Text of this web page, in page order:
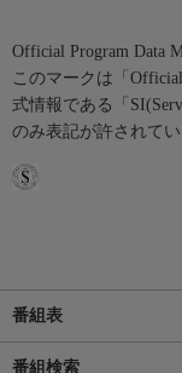
Official Program Data
このマークは「
式情報である「
のみ表記が許されてい
番組表
番組検索